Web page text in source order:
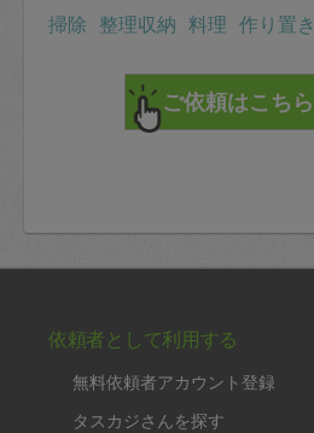
掃除 整理収納 料理 作り置き
依頼者として利用する
無料依頼者アカウント登録
タスカジさんを探す